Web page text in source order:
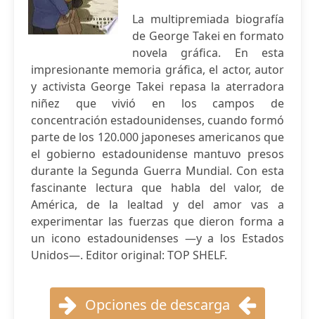
La multipremiada biografía
de George Takei en formato
novela gráfica. En esta
impresionante memoria gráfica, el actor, autor
y activista George Takei repasa la aterradora
niñez que vivió en los campos de
concentración estadounidenses, cuando formó
parte de los 120.000 japoneses americanos que
el gobierno estadounidense mantuvo presos
durante la Segunda Guerra Mundial. Con esta
fascinante lectura que habla del valor, de
América, de la lealtad y del amor vas a
experimentar las fuerzas que dieron forma a
un icono estadounidenses —y a los Estados
Unidos—. Editor original: TOP SHELF.
Opciones de descarga